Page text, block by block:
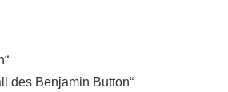
des Benjamin Button“